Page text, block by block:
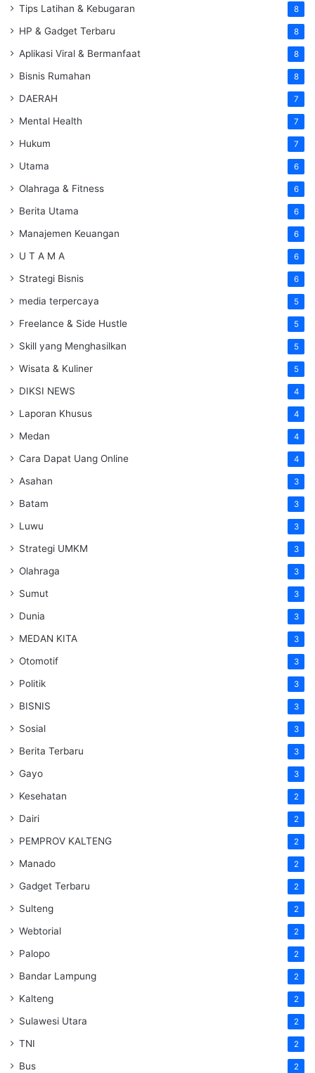
Tips Latihan & Kebugaran 8
HP & Gadget Terbaru 8
Aplikasi Viral & Bermanfaat 8
Bisnis Rumahan 8
DAERAH 7
Mental Health 7
Hukum 7
Utama 6
Olahraga & Fitness 6
Berita Utama 6
Manajemen Keuangan 6
U T A M A 6
Strategi Bisnis 6
media terpercaya 5
Freelance & Side Hustle 5
Skill yang Menghasilkan 5
Wisata & Kuliner 5
DIKSI NEWS 4
Laporan Khusus 4
Medan 4
Cara Dapat Uang Online 4
Asahan 3
Batam 3
Luwu 3
Strategi UMKM 3
Olahraga 3
Sumut 3
Dunia 3
MEDAN KITA 3
Otomotif 3
Politik 3
BISNIS 3
Sosial 3
Berita Terbaru 3
Gayo 3
Kesehatan 2
Dairi 2
PEMPROV KALTENG 2
Manado 2
Gadget Terbaru 2
Sulteng 2
Webtorial 2
Palopo 2
Bandar Lampung 2
Kalteng 2
Sulawesi Utara 2
TNI 2
Bus 2